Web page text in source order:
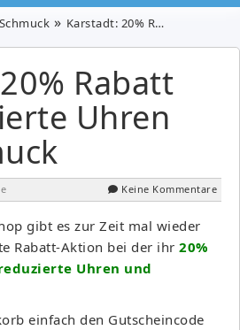
Schmuck Karstadt: 20% Rabatt auf reduzierte Uhren und Schmuck
Rabatt
Uhren
Keine Kommentare
gibt es zur Zeit mal wieder
Rabatt-Aktion bei der ihr 20%
Uhren und
einfach den Gutscheincode